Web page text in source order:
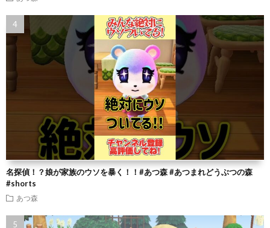
名探偵！？娘が家族のウソを暴く！！#あつ森 #あつまれどうぶつの森
#shorts
あつ森